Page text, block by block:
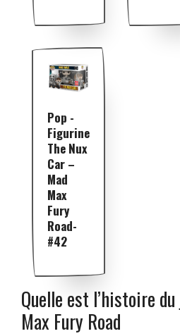
Pop -
Figurine
The Nux
Car –
Mad
Max
Fury
Road-
#42
Quelle est l’histoire
Max Fury Road